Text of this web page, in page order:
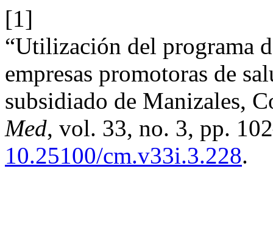
[1]
“Utilización del programa
empresas promotoras de
subsidiado de Manizales,
Med, vol. 33, no. 3, pp.
10.25100/cm.v33i.3.228.